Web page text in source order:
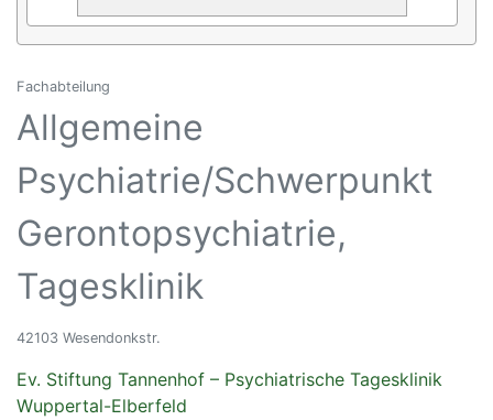
Fachabteilung
Allgemeine
Psychiatrie/Schwerpunkt
Gerontopsychiatrie,
Tagesklinik
42103 Wesendonkstr.
Ev. Stiftung Tannenhof – Psychiatrische Tagesklinik
Wuppertal-Elberfeld